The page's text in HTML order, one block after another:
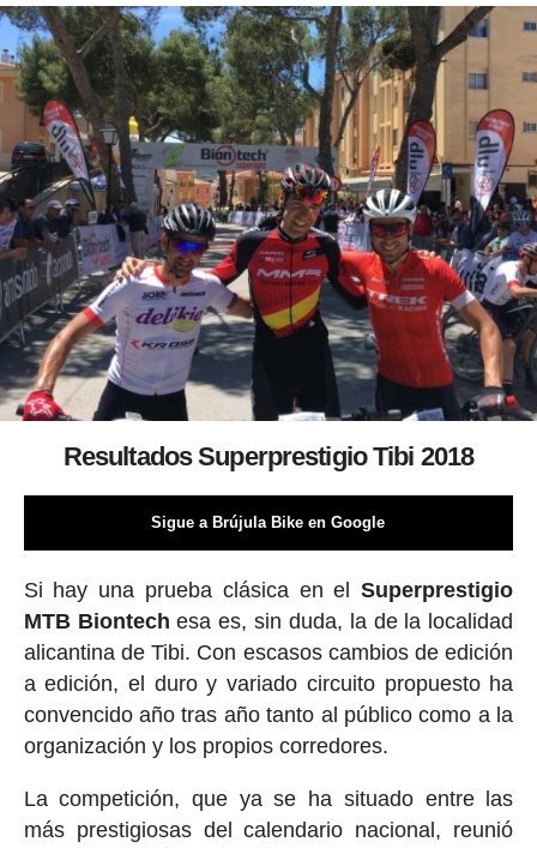
Resultados Superprestigio Tibi 2018
Sigue a Brújula Bike en Google
Si hay una prueba clásica en elSuperprestigio
MTB Biontech esa es, sin duda, la de la localidad
alicantina de Tibi. Con escasos cambios de edición
a edición, el duro y variado circuito propuesto ha
convencido año tras año tanto al público como a la
organización y los propios corredores.
La competición, que ya se ha situado entre las
más prestigiosas del calendario nacional, reunió